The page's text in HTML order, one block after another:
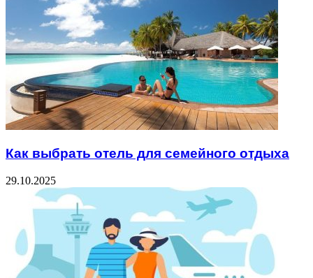
Как выбрать отель для семейного отдыха
29.10.2025